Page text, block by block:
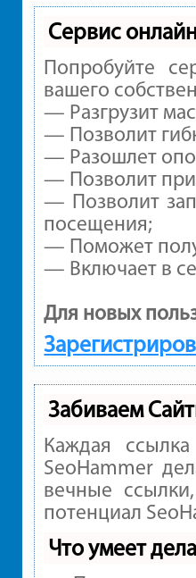
Сервис
Попробуйте
вашего
— Разгрузит
— Позволит
— Разошлет
— Позволит
— Позволит
посещения;
— Поможет
— Включает в
Для новых
Забиваем
Каждая
SeoHammer
вечные
потенциал
Что умеет